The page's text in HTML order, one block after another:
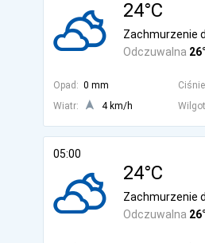
24°C
Odczuwalna
Zachmurzenie
Opad: 0 mm
Wiatr:
4 km/h
05:00
24°C
Odczuwalna
Zachmurzenie